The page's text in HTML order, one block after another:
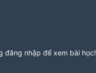
đăng nhập để xem bài học!